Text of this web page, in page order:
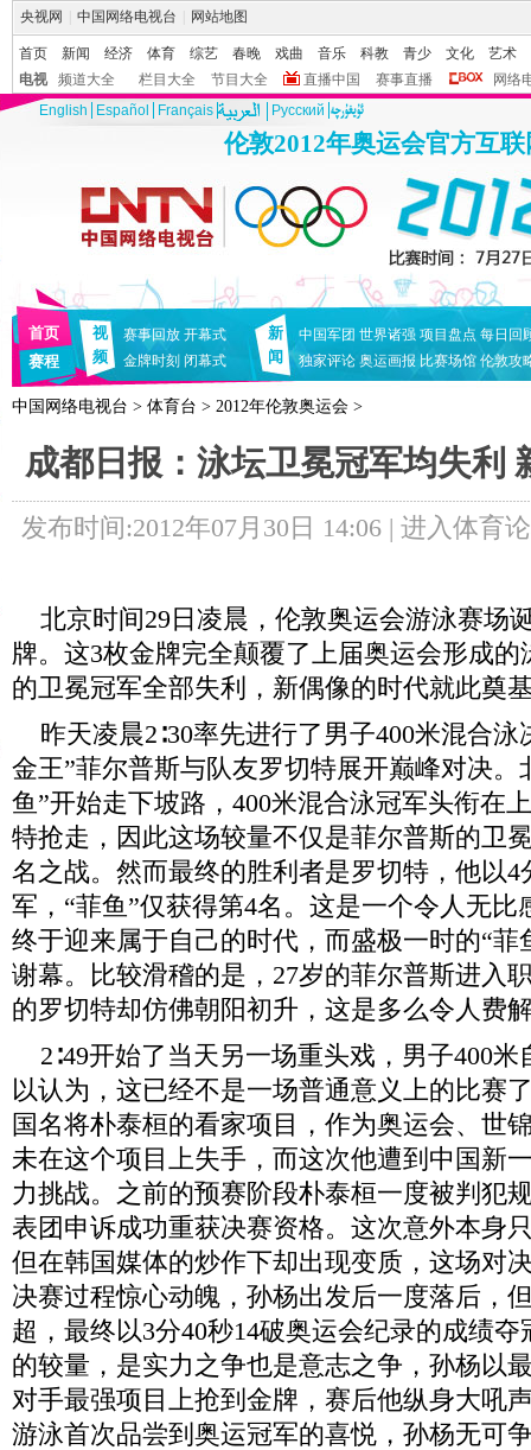
央视网 中国网络电视台 网站地图
首页 新闻 经济 体育 综艺 春晚 戏曲 音乐 科教 青少 文化
艺术
电视
频道大全 栏目大全 节目大全 直播中国 赛事直播
网络
English
Español Français Pусский
伦敦2012年奥运会官方互
首页
赛程
视
频
赛事回放 开幕式
金牌时刻 闭幕式
新
闻
中国军团 世界诸强 项目盘点 每日回
独家评论 奥运画报 比赛场馆 伦敦攻
中国网络电视台 > 体育台 > 2012年伦敦奥运会 >
成都日报：泳坛卫冕冠军均失利
发布时间:2012年07月30日 14:06 | 进入体育
北京时间29日凌晨，伦敦奥运会游泳赛场
牌。这3枚金牌完全颠覆了上届奥运会形成
的卫冕冠军全部失利，新偶像的时代就此奠
昨天凌晨2∶30率先进行了男子400米混合泳
金王”菲尔普斯与队友罗切特展开巅峰对决。
鱼”开始走下坡路，400米混合泳冠军头衔在
特抢走，因此这场较量不仅是菲尔普斯的卫
名之战。然而最终的胜利者是罗切特，他以4
军，“菲鱼”仅获得第4名。这是一个令人无比
终于迎来属于自己的时代，而盛极一时的“菲
谢幕。比较滑稽的是，27岁的菲尔普斯进入
的罗切特却仿佛朝阳初升，这是多么令人费
2∶49开始了当天另一场重头戏，男子400米
以认为，这已经不是一场普通意义上的比赛
国名将朴泰桓的看家项目，作为奥运会、世
未在这个项目上失手，而这次他遭到中国新
力挑战。之前的预赛阶段朴泰桓一度被判犯
表团申诉成功重获决赛资格。这次意外本身
但在韩国媒体的炒作下却出现变质，这场对
决赛过程惊心动魄，孙杨出发后一度落后，
超，最终以3分40秒14破奥运会纪录的成绩
的较量，是实力之争也是意志之争，孙杨以
对手最强项目上抢到金牌，赛后他纵身大吼
游泳首次品尝到奥运冠军的喜悦，孙杨无可